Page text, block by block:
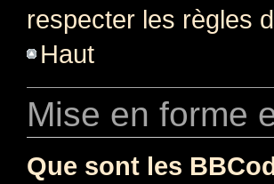
respecter les règles
Haut
Mise en forme
Que sont les